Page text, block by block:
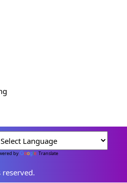
by Translate